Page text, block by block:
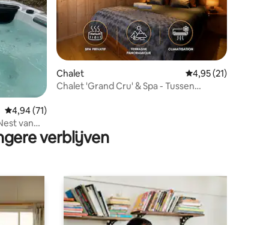
Gemiddelde beoordeling van 4,94 op 5, 71 recensies
4,94 (71)
Chalet Gemiddelde
4,95 (21)
Chalet 'Grand Cru' & Spa - Tussen
verblijven